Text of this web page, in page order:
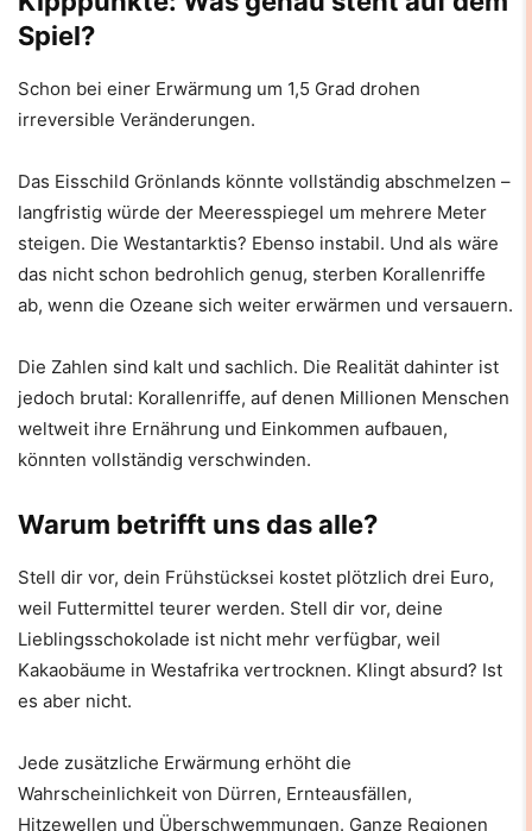
Spiel?
Schon bei einer Erwärmung um 1,5 Grad drohen
irreversible Veränderungen.
Das Eisschild Grönlands könnte vollständig abschmelzen –
langfristig würde der Meeresspiegel um mehrere Meter
steigen. Die Westantarktis? Ebenso instabil. Und als wäre
das nicht schon bedrohlich genug, sterben Korallenriffe
ab, wenn die Ozeane sich weiter erwärmen und versauern.
Die Zahlen sind kalt und sachlich. Die Realität dahinter ist
jedoch brutal: Korallenriffe, auf denen Millionen Menschen
weltweit ihre Ernährung und Einkommen aufbauen,
könnten vollständig verschwinden.
Warum betrifft uns das alle?
Stell dir vor, dein Frühstücksei kostet plötzlich drei Euro,
weil Futtermittel teurer werden. Stell dir vor, deine
Lieblingsschokolade ist nicht mehr verfügbar, weil
Kakaobäume in Westafrika vertrocknen. Klingt absurd? Ist
es aber nicht.
Jede zusätzliche Erwärmung erhöht die
Wahrscheinlichkeit von Dürren, Ernteausfällen,
Hitzewellen und Überschwemmungen. Ganze Regionen